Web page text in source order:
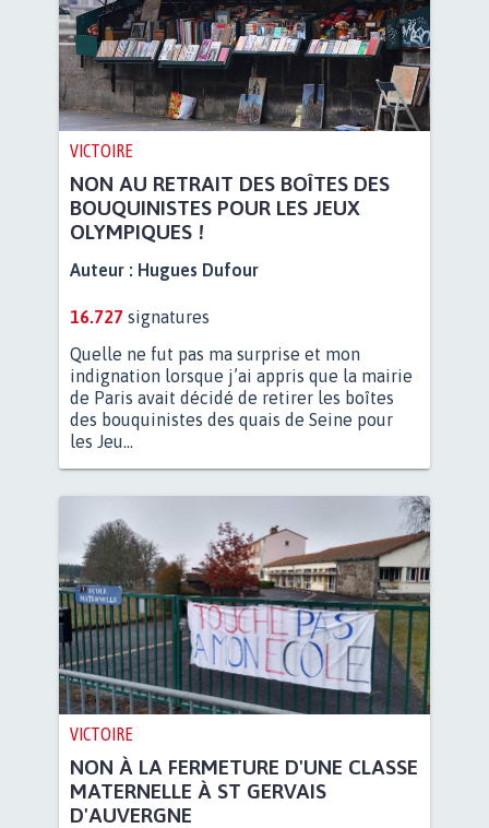
VICTOIRE
NON AU RETRAIT DES BOÎTES DES
BOUQUINISTES POUR LES JEUX
OLYMPIQUES !
Auteur : Hugues Dufour
16.727 signatures
Quelle ne fut pas ma surprise et mon
indignation lorsque j’ai appris que la mairie
de Paris avait décidé de retirer les boîtes
des bouquinistes des quais de Seine pour
les Jeu...
VICTOIRE
NON À LA FERMETURE D'UNE CLASSE
MATERNELLE À ST GERVAIS
D'AUVERGNE